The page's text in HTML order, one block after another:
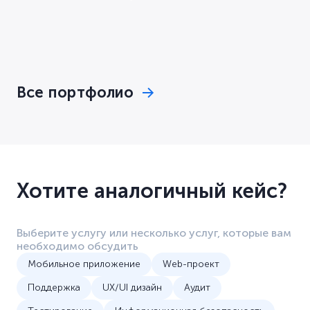
Все портфолио
Хотите аналогичный кейс?
Выберите услугу или несколько услуг, которые вам
необходимо обсудить
Мобильное приложение
Web-проект
Поддержка
UX/UI дизайн
Аудит